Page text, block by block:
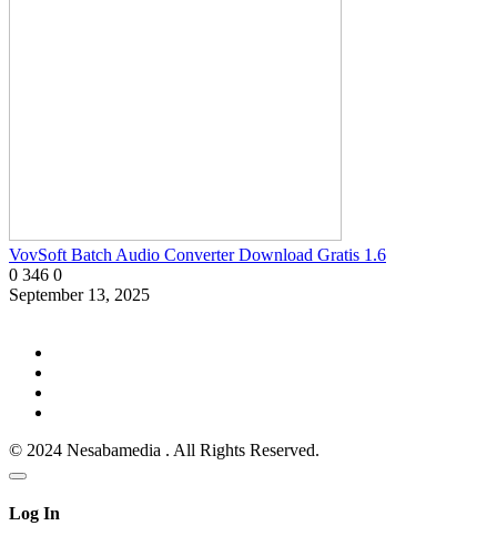
VovSoft Batch Audio Converter Download Gratis 1.6
0 346 0
September 13, 2025
© 2024 Nesabamedia . All Rights Reserved.
Log In